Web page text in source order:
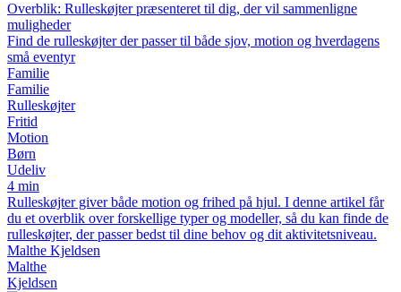
Overblik: Rulleskøjter præsenteret til dig, der vil sammenligne
muligheder
Find de rulleskøjter der passer til både sjov, motion og hverdagens
små eventyr
Familie
Familie
Rulleskøjter
Fritid
Motion
Børn
Udeliv
4 min
Rulleskøjter giver både motion og frihed på hjul. I denne artikel får
du et overblik over forskellige typer og modeller, så du kan finde de
rulleskøjter, der passer bedst til dine behov og dit aktivitetsniveau.
Malthe Kjeldsen
Malthe
Kjeldsen